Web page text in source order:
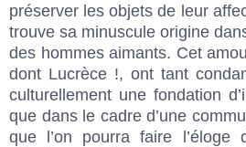
préserver les objets de leur
trouve sa minuscule origine
des hommes aimants. Cet
dont Lucrèce !, ont tant
culturellement une fondation
que dans le cadre d’une
que l’on pourra faire l’éloge